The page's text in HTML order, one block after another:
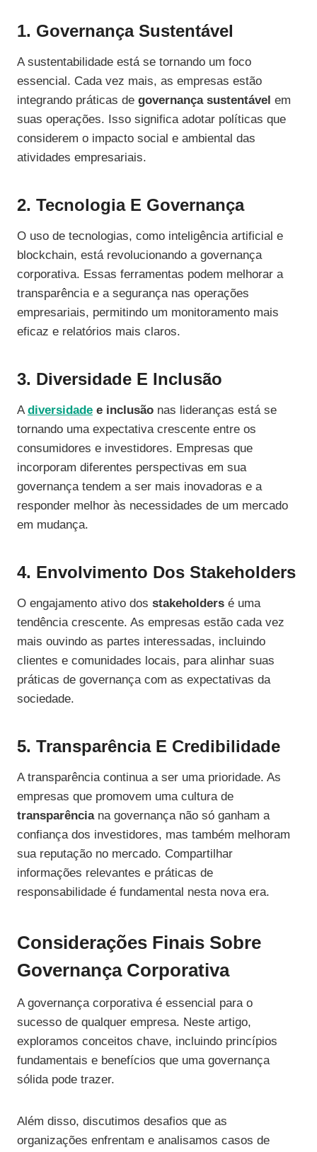
1. Governança Sustentável
A sustentabilidade está se tornando um foco
essencial. Cada vez mais, as empresas estão
integrando práticas de governança sustentável em
suas operações. Isso significa adotar políticas que
considerem o impacto social e ambiental das
atividades empresariais.
2. Tecnologia E Governança
O uso de tecnologias, como inteligência artificial e
blockchain, está revolucionando a governança
corporativa. Essas ferramentas podem melhorar a
transparência e a segurança nas operações
empresariais, permitindo um monitoramento mais
eficaz e relatórios mais claros.
3. Diversidade E Inclusão
Adiversidade e inclusão nas lideranças está se
tornando uma expectativa crescente entre os
consumidores e investidores. Empresas que
incorporam diferentes perspectivas em sua
governança tendem a ser mais inovadoras e a
responder melhor às necessidades de um mercado
em mudança.
4. Envolvimento Dos Stakeholders
O engajamento ativo dos stakeholders é uma
tendência crescente. As empresas estão cada vez
mais ouvindo as partes interessadas, incluindo
clientes e comunidades locais, para alinhar suas
práticas de governança com as expectativas da
sociedade.
5. Transparência E Credibilidade
A transparência continua a ser uma prioridade. As
empresas que promovem uma cultura de
transparênciana governança não só ganham a
confiança dos investidores, mas também melhoram
sua reputação no mercado. Compartilhar
informações relevantes e práticas de
responsabilidade é fundamental nesta nova era.
Considerações Finais Sobre
Governança Corporativa
A governança corporativa é essencial para o
sucesso de qualquer empresa. Neste artigo,
exploramos conceitos chave, incluindo princípios
fundamentais e benefícios que uma governança
sólida pode trazer.
Além disso, discutimos desafios que as
organizações enfrentam e analisamos casos de